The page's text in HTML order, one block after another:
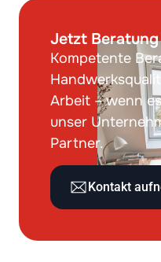
Jetzt
Kompetente
Arbeit – wenn
unser
Partner.
Kontakt